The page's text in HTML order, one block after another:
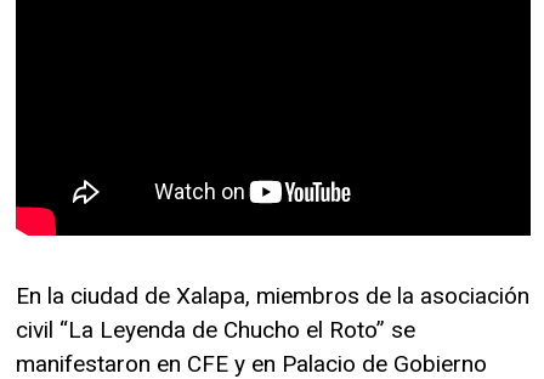
En la ciudad de Xalapa, miembros de la asociación
civil “La Leyenda de Chucho el Roto” se
manifestaron en CFE y en Palacio de Gobierno